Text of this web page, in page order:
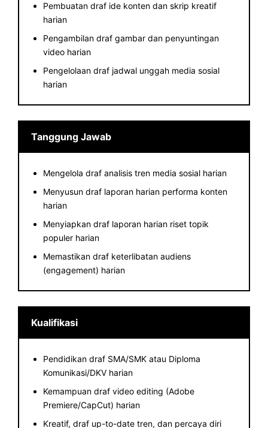
Pembuatan draf ide konten dan skrip kreatif
harian
Pengambilan draf gambar dan penyuntingan
video harian
Pengelolaan draf jadwal unggah media sosial
harian
Tanggung Jawab
Mengelola draf analisis tren media sosial harian
Menyusun draf laporan harian performa konten
harian
Menyiapkan draf laporan harian riset topik
populer harian
Memastikan draf keterlibatan audiens
(engagement) harian
Kualifikasi
Pendidikan draf SMA/SMK atau Diploma
Komunikasi/DKV harian
Kemampuan draf video editing (Adobe
Premiere/CapCut) harian
Kreatif, draf up-to-date tren, dan percaya diri